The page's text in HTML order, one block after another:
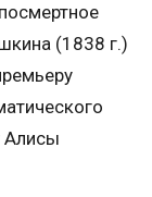
(1838 г.)
Алисы